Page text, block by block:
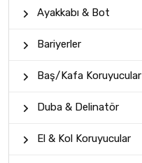
Ayakkabı & Bot
Bariyerler
Baş/Kafa Koruyucular
Duba & Delinatör
El & Kol Koruyucular